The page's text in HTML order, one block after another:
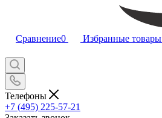
Сравнение0 Избранные товары
Телефоны
+7 (495) 225-57-21